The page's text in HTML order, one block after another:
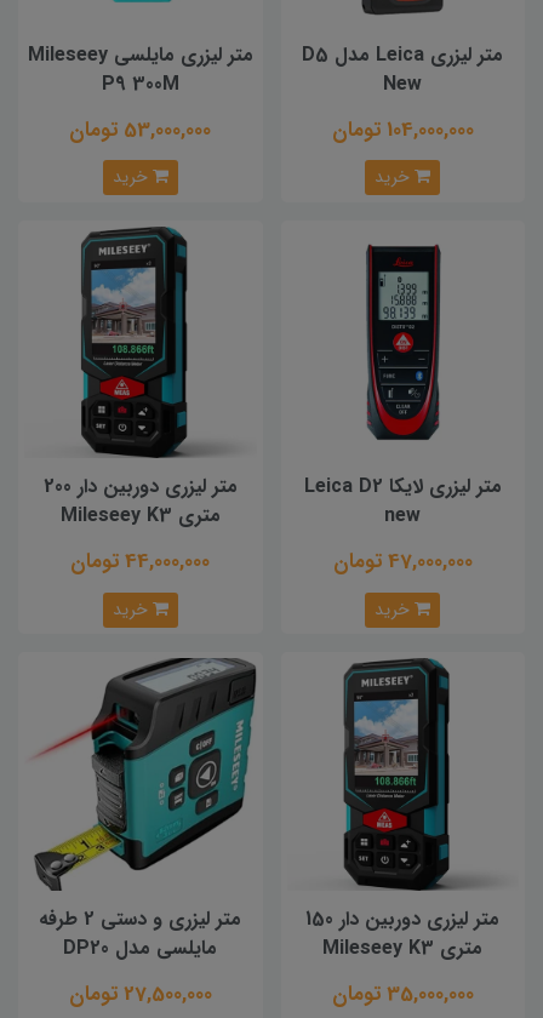
متر لیزری Leica مدل D5
New
104,000,000 تومان
خرید
متر لیزری مایلسی Mileseey
P9 300M
53,000,000 تومان
خرید
متر لیزری لایکا Leica D2
new
47,000,000 تومان
خرید
متر لیزری دوربین دار 200
متری Mileseey K3
44,000,000 تومان
خرید
متر لیزری دوربین دار 150
متری Mileseey K3
35,000,000 تومان
متر لیزری و دستی 2 طرفه
مایلسی مدل DP20
27,500,000 تومان